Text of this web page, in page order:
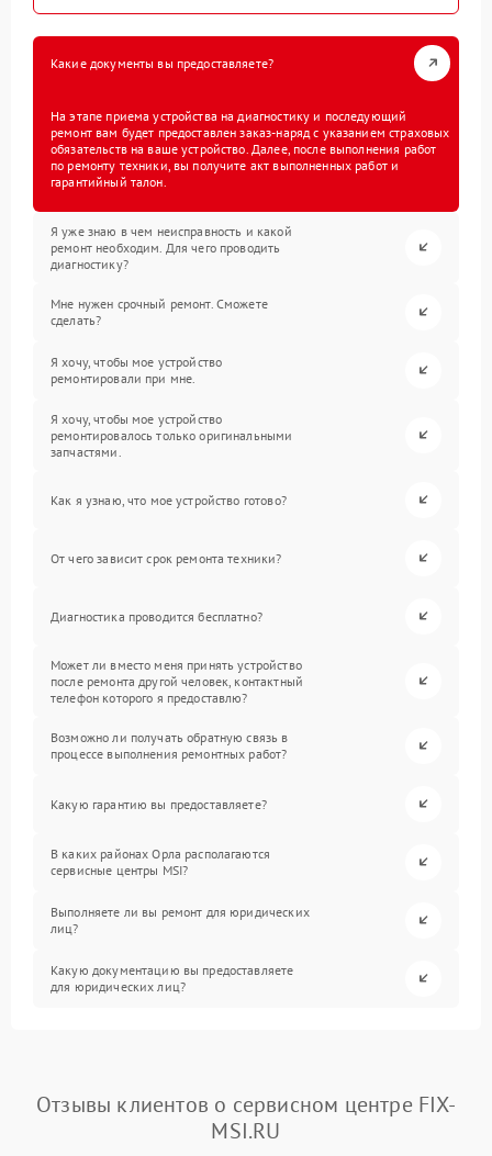
Какие документы вы предоставляете?
На этапе приема устройства на диагностику и последующий
ремонт вам будет предоставлен заказ-наряд с указанием страховых
обязательств на ваше устройство. Далее, после выполнения работ
по ремонту техники, вы получите акт выполненных работ и
гарантийный талон.
Я уже знаю в чем неисправность и какой
ремонт необходим. Для чего проводить
диагностику?
Мне нужен срочный ремонт. Сможете
сделать?
Я хочу, чтобы мое устройство
ремонтировали при мне.
Я хочу, чтобы мое устройство
ремонтировалось только оригинальными
запчастями.
Как я узнаю, что мое устройство готово?
От чего зависит срок ремонта техники?
Диагностика проводится бесплатно?
Может ли вместо меня принять устройство
после ремонта другой человек, контактный
телефон которого я предоставлю?
Возможно ли получать обратную связь в
процессе выполнения ремонтных работ?
Какую гарантию вы предоставляете?
В каких районах Орла располагаются
сервисные центры MSI?
Выполняете ли вы ремонт для юридических
лиц?
Какую документацию вы предоставляете
для юридических лиц?
Отзывы клиентов о сервисном центре FIX-
MSI.RU